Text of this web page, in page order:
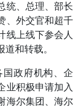
统、总理、部长
、外交官和超千
线上线下参会人
和转载。
政府机构、企
业积极申请加入
海尔集团、海尔